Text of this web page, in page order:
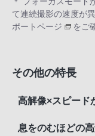
て連続撮影の速度が
ポートページ
をご
その他の特長
高解像×スピード
息をのむほどの